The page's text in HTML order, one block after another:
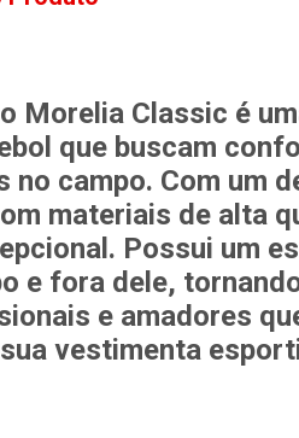
Morelia Classic é
que buscam
no campo. Com um
materiais de alta
Possui um
e fora dele,
e amadores
vestimenta